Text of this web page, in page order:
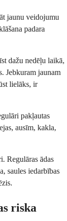
jaunu veidojumu
padara
dažu nedēļu laikā,
Jebkuram jaunam
lielāks, ir
pakļautas
ausīm, kakla,
Regulāras ādas
saules iedarbības
riska